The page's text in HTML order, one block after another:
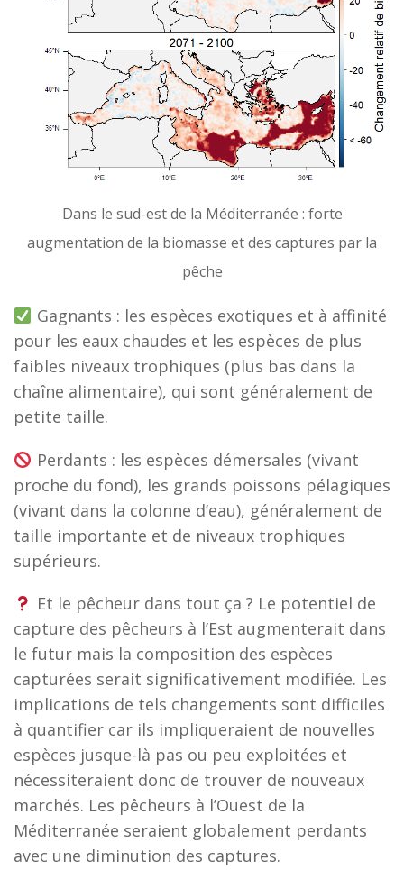
Dans le sud-est de la Méditerranée : forte
augmentation de la biomasse et des captures par la
pêche
Gagnants : les espèces exotiques et à affinité
pour les eaux chaudes et les espèces de plus
faibles niveaux trophiques (plus bas dans la
chaîne alimentaire), qui sont généralement de
petite taille.
Perdants : les espèces démersales (vivant
proche du fond), les grands poissons pélagiques
(vivant dans la colonne d’eau), généralement de
taille importante et de niveaux trophiques
supérieurs.
Et le pêcheur dans tout ça ? Le potentiel de
capture des pêcheurs à l’Est augmenterait dans
le futur mais la composition des espèces
capturées serait significativement modifiée. Les
implications de tels changements sont difficiles
à quantifier car ils impliqueraient de nouvelles
espèces jusque-là pas ou peu exploitées et
nécessiteraient donc de trouver de nouveaux
marchés. Les pêcheurs à l’Ouest de la
Méditerranée seraient globalement perdants
avec une diminution des captures.